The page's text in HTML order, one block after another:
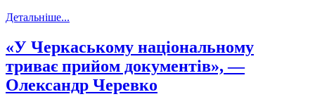
Детальніше...
«У Черкаському національному
триває прийом документів», —
Олександр Черевко